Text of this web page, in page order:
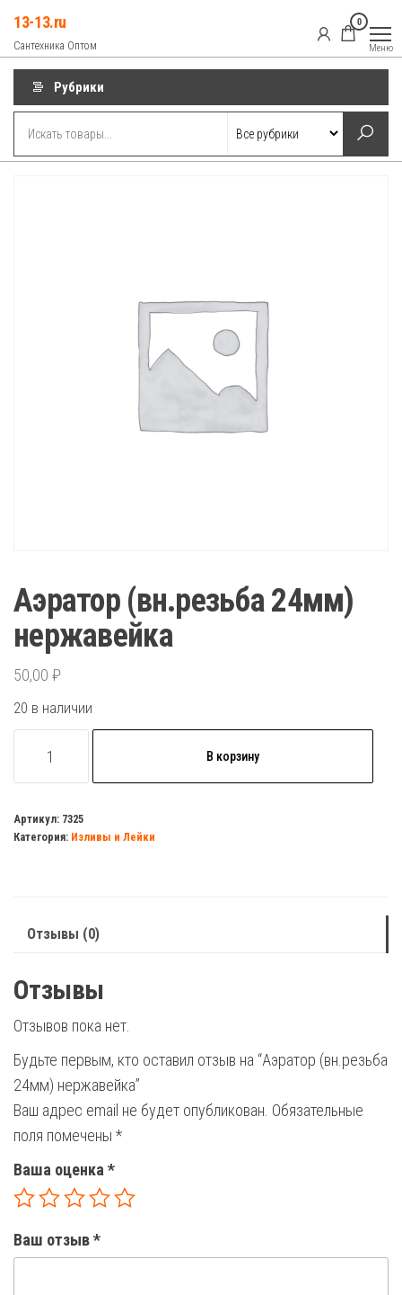
содержимому
13-13.ru
Сантехника Оптом
0
Меню
Рубрики
Аэратор (вн.резьба 24мм)
нержавейка
50,00 ₽
20 в наличии
товара
(вн.резьба
24мм)
В корзину
Артикул: 7325
Категория: Изливы и Лейки
Отзывы (0)
Отзывы
Отзывов пока нет.
Будьте первым, кто оставил отзыв на “Аэратор (вн.резьба
24мм) нержавейка”
Ваш адрес email не будет опубликован. Обязательные
поля помечены *
Ваша оценка *
Ваш отзыв*